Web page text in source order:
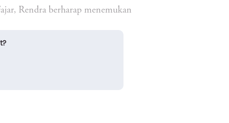
Rendra berharap menemukan
merangkak naik. Tuan Harun,
tokonya. Tubuhnya tergeletak